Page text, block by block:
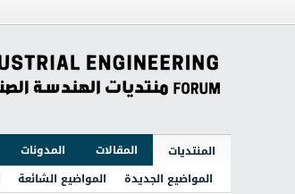
المنتديات المقالات المدونات
المواضيع الجديدة
المواضيع الشائعة